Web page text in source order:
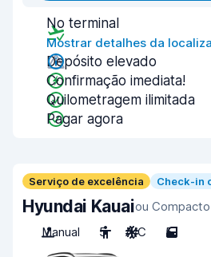
No terminal
Mostrar detalhes da
Depósito elevado
Confirmação imediata!
Quilometragem ilimitada
Pagar agora
Serviço de excelência Check-in
Hyundai Kauaiou
Manual
5 A/C 5